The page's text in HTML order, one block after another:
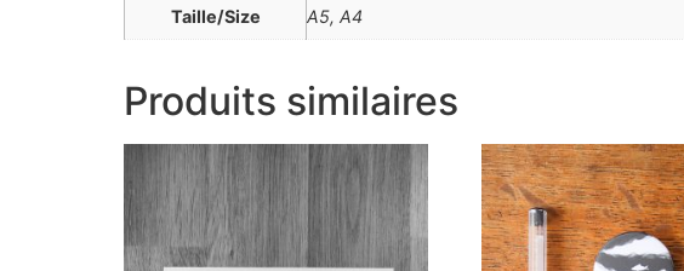
Taille/Size A5, A4
Produits similaires